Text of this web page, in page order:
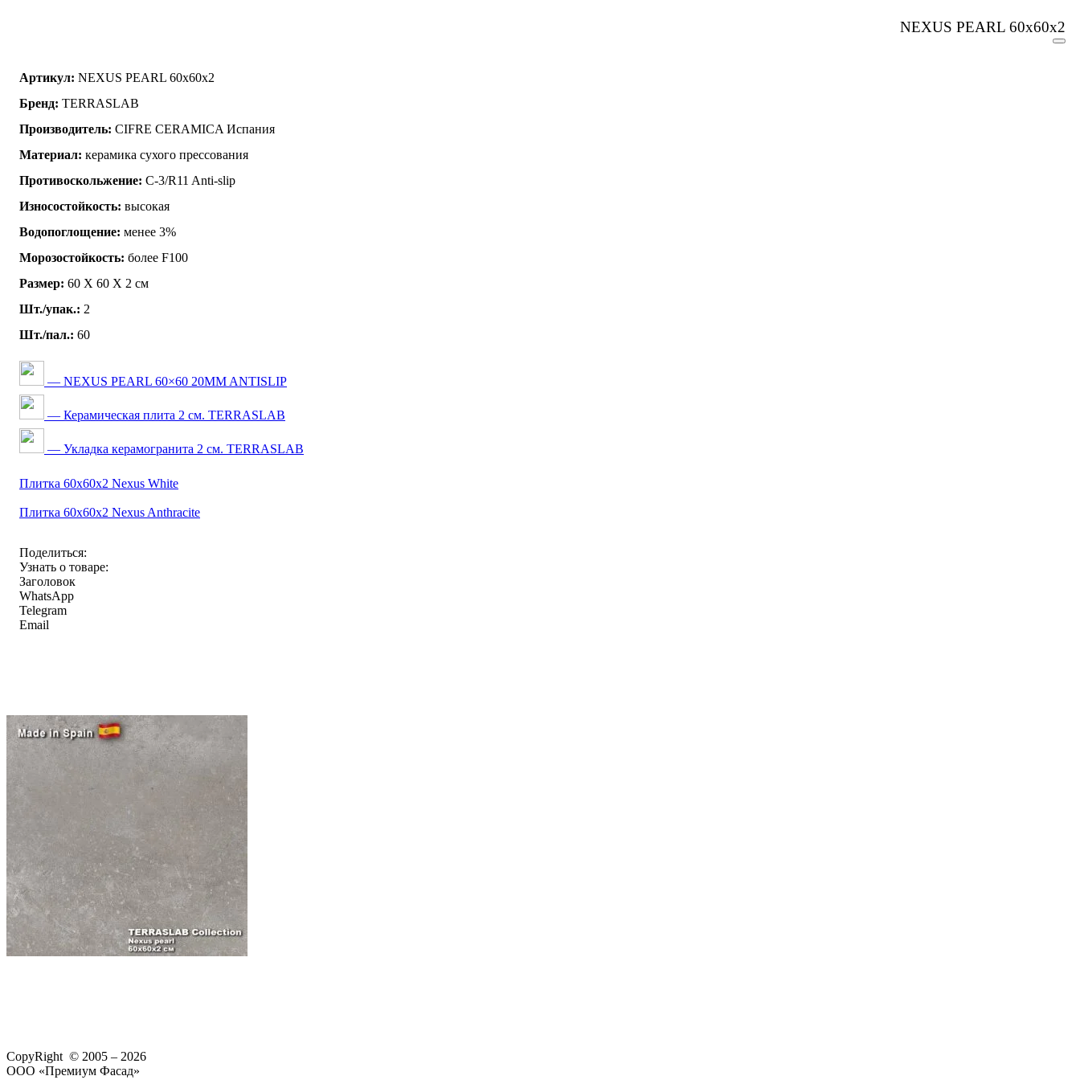
NEXUS PEARL 60x60x2
Артикул: NEXUS PEARL 60x60x2
Бренд: TERRASLAB
Производитель: CIFRE CERAMICA Испания
Материал: керамика сухого прессования
Противоскольжение: C-3/R11 Anti-slip
Износостойкость: высокая
Водопоглощение: менее 3%
Морозостойкость: более F100
Размер: 60 Х 60 Х 2 см
Шт./упак.: 2
Шт./пал.: 60
— NEXUS PEARL 60×60 20MM ANTISLIP
— Керамическая плита 2 см. TERRASLAB
— Укладка керамогранита 2 см. TERRASLAB
Плитка 60x60x2 Nexus White
Плитка 60x60x2 Nexus Anthracite
Поделиться:
Узнать о товаре:
Заголовок
WhatsApp
Telegram
Email
CopyRight © 2005 – 2026
ООО «Премиум Фасад»